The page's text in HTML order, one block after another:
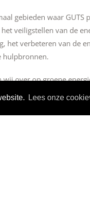
Lees onze
gebieden waar GUTS
veiligstellen van de
het verbeteren van de
hulpbronnen.
over op groene
van gerecycled
horen daar als